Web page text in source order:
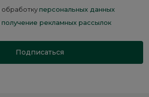
обработкуперсональных данных
получение рекламных рассылок
Подписаться